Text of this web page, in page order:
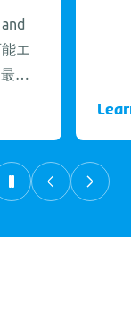
確
規格
FIT制
Learn